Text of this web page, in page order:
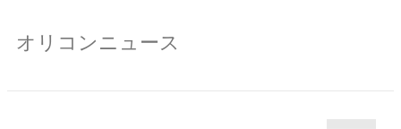
オリコンニュース